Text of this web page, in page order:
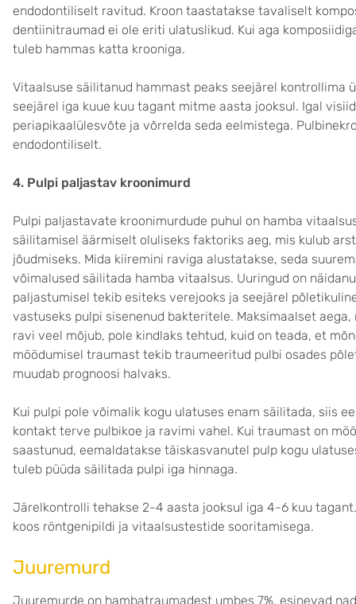
endodontiliselt ravitud. Kroon taastatakse tavaliselt
dentiinitraumad ei ole eriti ulatuslikud. Kui aga
tuleb hammas katta krooniga.
Vitaalsuse säilitanud hammast peaks seejärel kontrollima
seejärel iga kuue kuu tagant mitme aasta jooksul. Igal
periapikaalülesvõte ja võrrelda seda eelmistega.
endodontiliselt.
4. Pulpi paljastav kroonimurd
Pulpi paljastavate kroonimurdude puhul on hamba
säilitamisel äärmiselt oluliseks faktoriks aeg, mis kulub
jõudmiseks. Mida kiiremini raviga alustatakse, seda
võimalused säilitada hamba vitaalsus. Uuringud on
paljastumisel tekib esiteks verejooks ja seejärel
vastuseks pulpi sisenenud bakteritele. Maksimaalset aega,
ravi veel mõjub, pole kindlaks tehtud, kuid on teada, et
möödumisel traumast tekib traumeeritud pulbi osades
muudab prognoosi halvaks.
Kui pulpi pole võimalik kogu ulatuses enam säilitada, siis
kontakt terve pulbikoe ja ravimi vahel. Kui traumast on
saastunud, eemaldatakse täiskasvanutel pulp kogu
tuleb püüda säilitada pulpi iga hinnaga.
Järelkontrolli tehakse 2-4 aasta jooksul iga 4-6 kuu
koos röntgenipildi ja vitaalsustestide sooritamisega.
Juuremurd
Juuremurde on hambatraumadest umbes 7%, esinevad